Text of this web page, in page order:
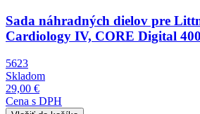
Sada náhradných dielov pre
Cardiology IV, CORE Digital
5623
Skladom
29,00 €
Cena s DPH